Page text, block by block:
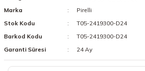
19 Lastikler
20 Lastikler
Marka
Pirelli
Stok Kodu
T05-2419300-D24
Barkod Kodu
T05-2419300-D24
Garanti Süresi
24 Ay